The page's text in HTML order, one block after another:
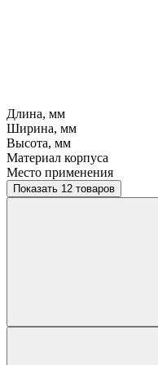
Длина, мм
Ширина, мм
Высота, мм
Материал корпуса
Место применения
Показать 12 товаров